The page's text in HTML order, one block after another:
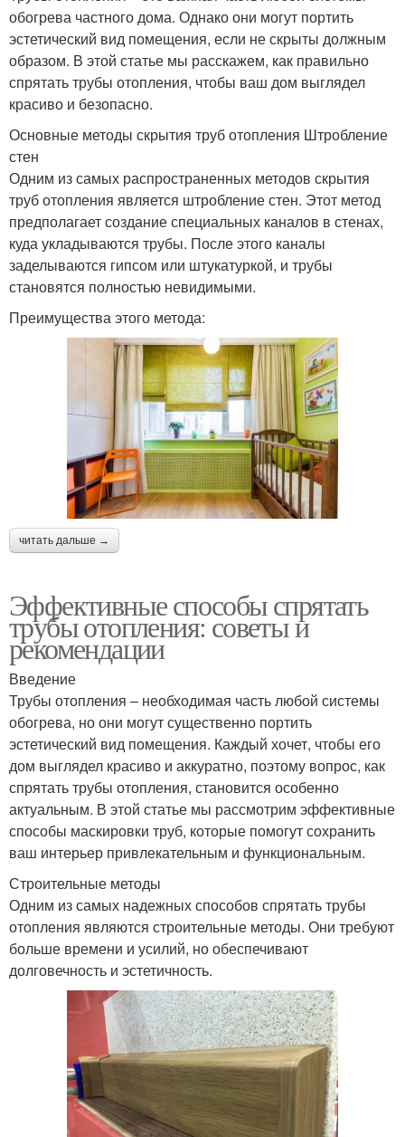
обогрева частного дома. Однако они могут портить
эстетический вид помещения, если не скрыты должным
образом. В этой статье мы расскажем, как правильно
спрятать трубы отопления, чтобы ваш дом выглядел
красиво и безопасно.
Основные методы скрытия труб отопления Штробление
стен
Одним из самых распространенных методов скрытия
труб отопления является штробление стен. Этот метод
предполагает создание специальных каналов в стенах,
куда укладываются трубы. После этого каналы
заделываются гипсом или штукатуркой, и трубы
становятся полностью невидимыми.
Преимущества этого метода:
читать дальше →
Эффективные способы спрятать
трубы отопления: советы и
рекомендации
Введение
Трубы отопления – необходимая часть любой системы
обогрева, но они могут существенно портить
эстетический вид помещения. Каждый хочет, чтобы его
дом выглядел красиво и аккуратно, поэтому вопрос, как
спрятать трубы отопления, становится особенно
актуальным. В этой статье мы рассмотрим эффективные
способы маскировки труб, которые помогут сохранить
ваш интерьер привлекательным и функциональным.
Строительные методы
Одним из самых надежных способов спрятать трубы
отопления являются строительные методы. Они требуют
больше времени и усилий, но обеспечивают
долговечность и эстетичность.